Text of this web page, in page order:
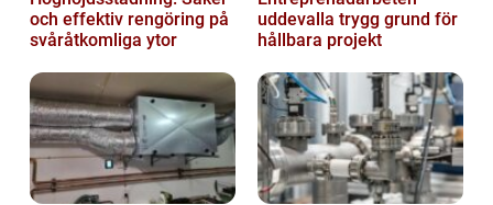
och effektiv rengöring på
svåråtkomliga ytor
uddevalla trygg grund för
hållbara projekt